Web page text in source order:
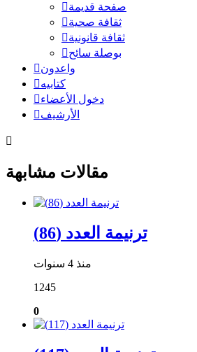
صفحة قديمة
ثقافة صحية
ثقافة قانونية
بوصلة سائح
واعدون
كتابيه
دخول الأعضاء
الأرشيف
مقالات مشابهة
ترنيمة العدد (86)
منذ 4 سنوات
1245
0